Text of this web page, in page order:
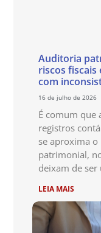
Auditoria
riscos
com
16 de julho de 2026
É comum que
registros
se aproxima
patrimonial,
deixam de ser
LEIA MAIS